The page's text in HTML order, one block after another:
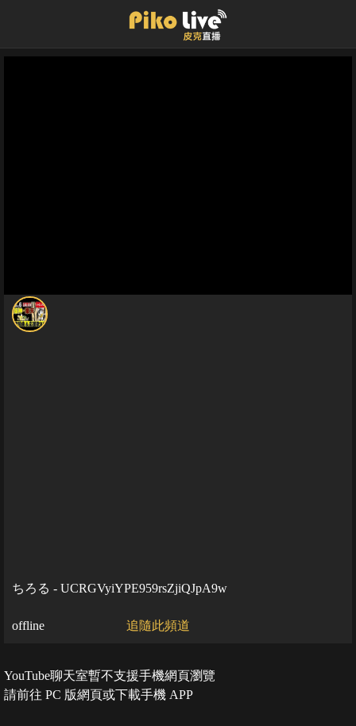
ちろる - UCRGVyiYPE959rsZjiQJpA9w
offline 追隨此頻道
YouTube聊天室暫不支援手機網頁瀏覽
請前往 PC 版網頁或下載手機 APP